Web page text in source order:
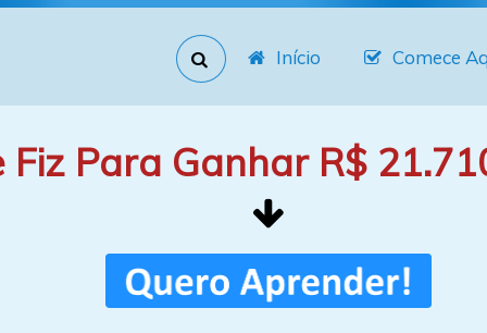
Início Comece
Fiz Para Ganhar R$